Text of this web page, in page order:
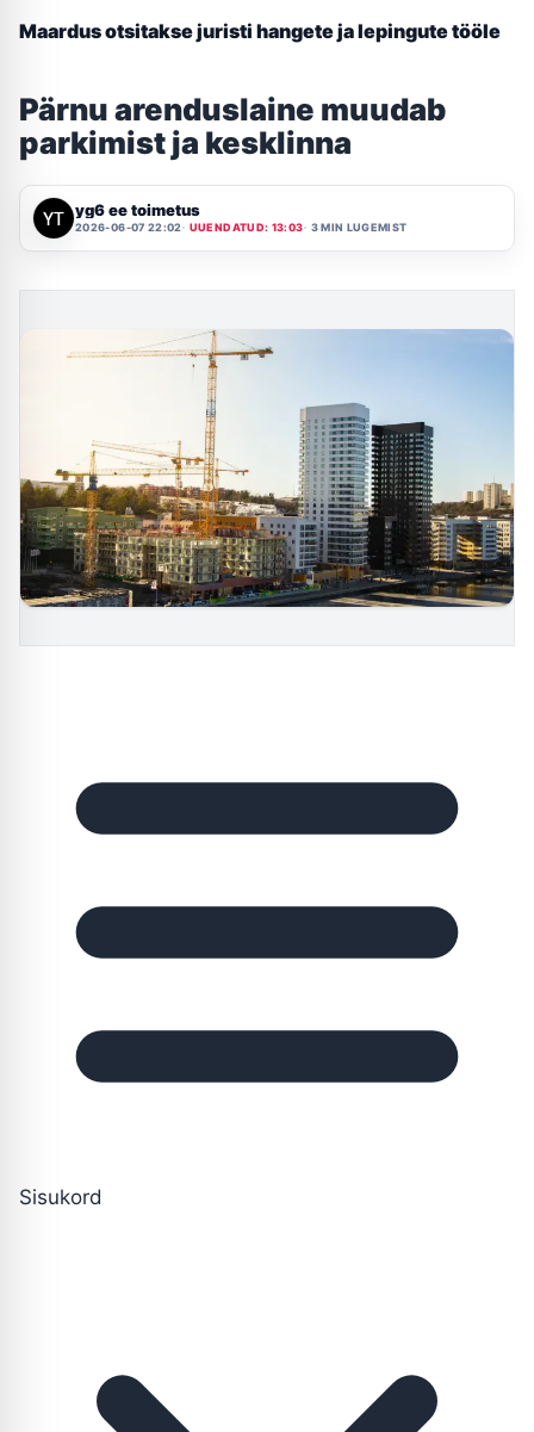
Maardus otsitakse juristi hangete ja lepingute tööle
Pärnu arenduslaine muudab
parkimist ja kesklinna
yg6 ee toimetus
2026-06-07 22:02 UUENDATUD: 13:03 3 MIN LUGEMIST
Sisukord